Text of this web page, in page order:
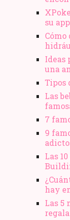
su
Ideas
una
Tipos
Las
7
9
Las
hay
Las 5